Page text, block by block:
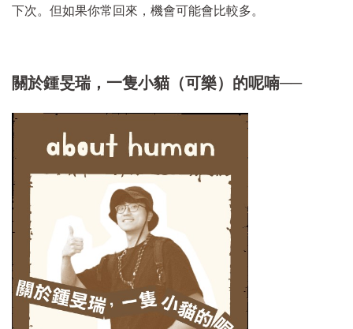
下次。但如果你常回來，機會可能會比較多。
關於鍾旻瑞，一隻小貓（可樂）的呢喃──